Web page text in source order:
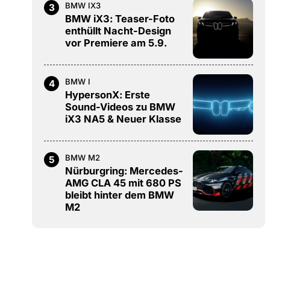
3 BMW IX3
BMW iX3: Teaser-Foto
enthüllt Nacht-Design
vor Premiere am 5.9.
4 BMW I
HypersonX: Erste
Sound-Videos zu BMW
iX3 NA5 & Neuer Klasse
5 BMW M2
Nürburgring: Mercedes-
AMG CLA 45 mit 680 PS
bleibt hinter dem BMW
M2